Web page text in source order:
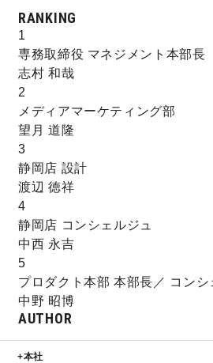
RANKING
1
専務取締役 マネジメント本部長
志村 和哉
2
メディアマーケティング部
望月 道隆
3
静岡店 設計
渡辺 徳祥
4
静岡店 コンシェルジュ
中西 永吉
5
プロダクト本部 本部長／ コンシ
中野 昭博
AUTHOR
本社